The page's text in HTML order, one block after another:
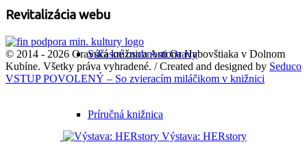
Súčasné osobnosti Oravy
Príručná knižnica
Revitalizácia webu
© 2014 - 2026 Oravská knižnica Antona Habovštiaka v Dolnom
Kubíne. Všetky práva vyhradené. / Created and designed by Seduco
VSTUP POVOLENÝ – So zvieracím miláčikom v knižnici
Výstava: HERstory